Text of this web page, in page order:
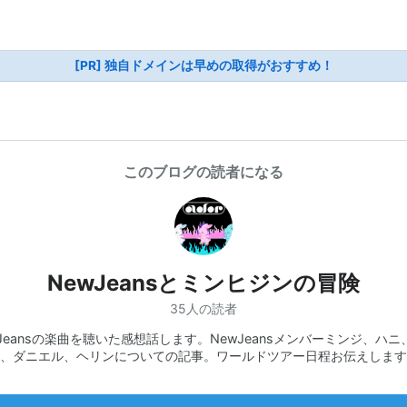
[PR] 独自ドメインは早めの取得がおすすめ！
このブログの読者になる
NewJeansとミンヒジンの冒険
35人の読者
の楽曲を聴いた感想話します。NewJeansメンバーミンジ、ハニ
ダニエル、ヘリンについての記事。ワールドツアー日程お伝えします